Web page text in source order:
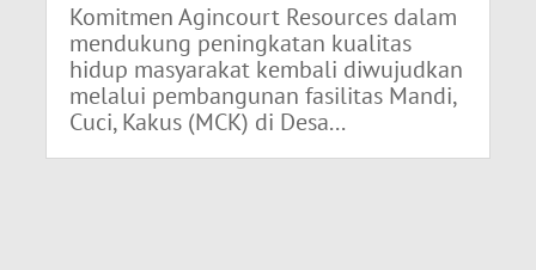
Komitmen Agincourt Resources dalam
mendukung peningkatan kualitas
hidup masyarakat kembali diwujudkan
melalui pembangunan fasilitas Mandi,
Cuci, Kakus (MCK) di Desa...